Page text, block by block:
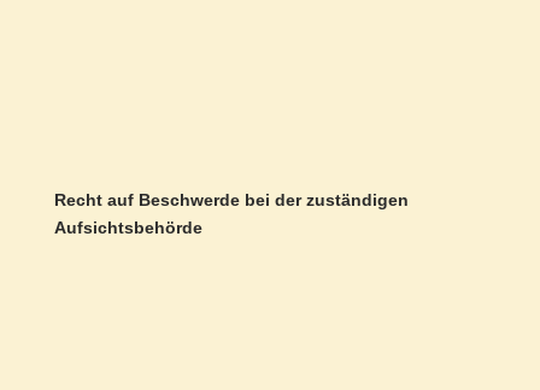
Recht auf Beschwerde bei der zuständigen
Aufsichtsbehörde